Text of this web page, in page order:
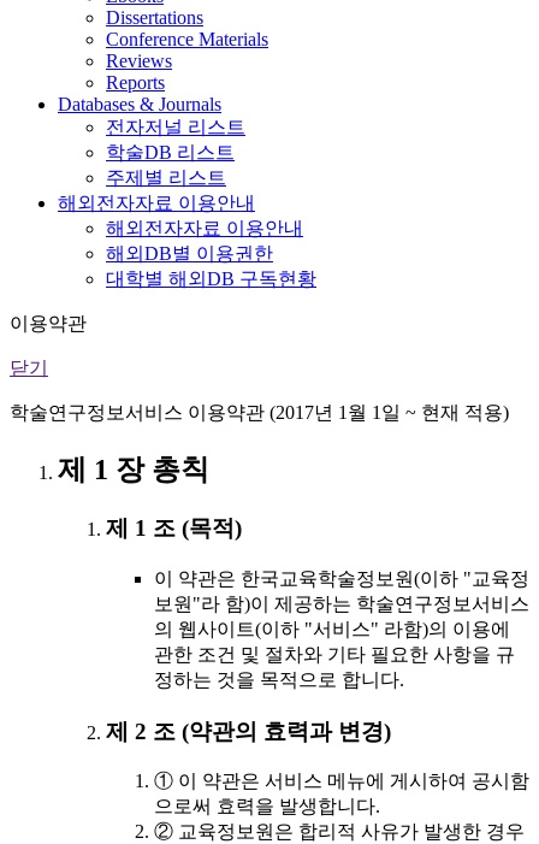
Dissertations
Conference Materials
Reviews
Reports
Databases & Journals
전자저널 리스트
학술DB 리스트
주제별 리스트
해외전자자료 이용안내
해외전자자료 이용안내
해외DB별 이용권한
대학별 해외DB 구독현황
이용약관
닫기
학술연구정보서비스 이용약관 (2017년 1월 1일 ~ 현재 적용)
제 1 장 총칙
제 1 조 (목적)
이 약관은 한국교육학술정보원(이하 "교육정
보원"라 함)이 제공하는 학술연구정보서비스
의 웹사이트(이하 "서비스" 라함)의 이용에
관한 조건 및 절차와 기타 필요한 사항을 규
정하는 것을 목적으로 합니다.
제 2 조 (약관의 효력과 변경)
① 이 약관은 서비스 메뉴에 게시하여 공시함
으로써 효력을 발생합니다.
② 교육정보원은 합리적 사유가 발생한 경우